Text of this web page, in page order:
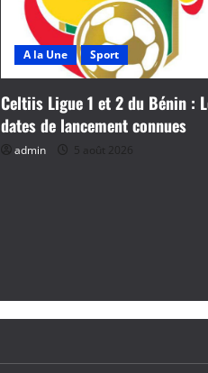
A la Une Sport
Celtiis Ligue 1 et 2 du Bénin :
dates de lancement connues
admin 5 août 2026